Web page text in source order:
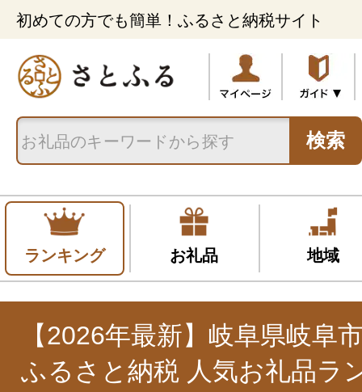
初めての方でも簡単！ふるさと納税サイト
検索
ランキング お礼品 地域
【2026年最新】岐阜県岐阜
ふるさと納税 人気お礼品ラ